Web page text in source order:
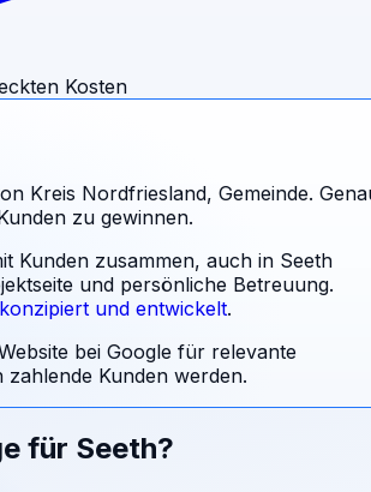
Kosten
Kreis Nordfriesland, Gemeinde.
zu gewinnen.
Kunden zusammen, auch in Seeth
und persönliche Betreuung.
konzipiert und entwickelt.
bei Google für relevante
Kunden werden.
für Seeth?